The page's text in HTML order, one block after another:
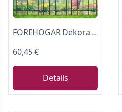
FOREHOGAR Dekorativer Gartenzaun aus Metall, 27,9 cm H x 1,8 m L, kleiner Begrenzungszaun Römersäule Deko, Gartenzaun für Blumenbeet, Rasenlandschaft, Outdoor, 5 Paneele + 6 Heringe, Schwarz
60,45 €
Details